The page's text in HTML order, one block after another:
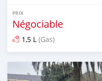
PRIX
Négociable
1,5 L (Gas)
Publié il y a 8 mois